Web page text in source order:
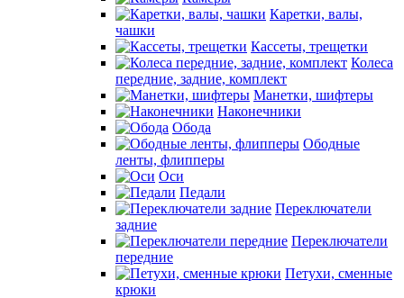
Каретки, валы,
чашки
Кассеты, трещетки
Колеса
передние, задние, комплект
Манетки, шифтеры
Наконечники
Обода
Ободные
ленты, флипперы
Оси
Педали
Переключатели
задние
Переключатели
передние
Петухи, сменные
крюки